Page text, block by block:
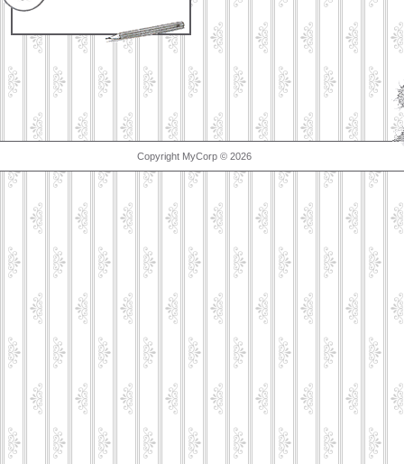
Copyright MyCorp © 2026